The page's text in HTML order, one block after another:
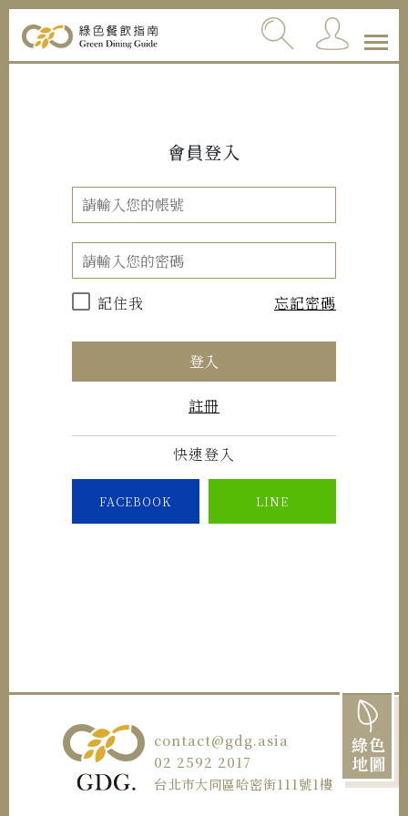
綠色
地圖
會員登入
記住我 忘記密碼
登入
註冊
快速登入
FACEBOOK LINE
contact@gdg.asia
02 2592 2017
台北市大同區哈密街111號1樓